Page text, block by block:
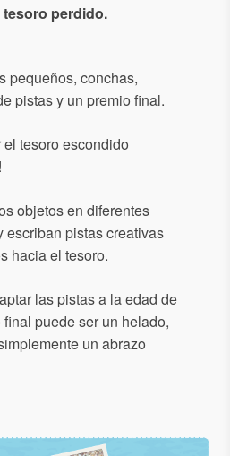
perdido.
pequeños, conchas,
pistas y un premio final.
el tesoro escondido
objetos en diferentes
escriban pistas creativas
hacia el tesoro.
las pistas a la edad de
final puede ser un helado,
un abrazo